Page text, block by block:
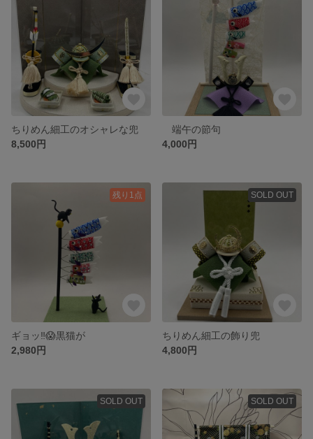
ちりめん細工のオシャレな兜
8,500円
端午の節句
4,000円
残り1点
ギョッ‼️😱黒猫が
2,980円
SOLD OUT
ちりめん細工の飾り兜
4,800円
SOLD OUT SOLD OUT